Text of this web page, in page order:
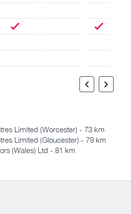
Limited (Worcester) - 73 km
Limited (Gloucester) - 79 km
(Wales) Ltd - 81 km